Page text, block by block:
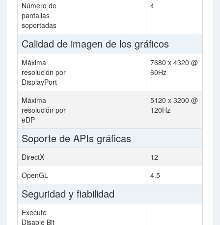
Número de
pantallas
soportadas
4
Calidad de imagen de los gráficos
Máxima
resolución por
DisplayPort
7680 x 4320 @
60Hz
Máxima
resolución por
eDP
5120 x 3200 @
120Hz
Soporte de APIs gráficas
DirectX
12
OpenGL
4.5
Seguridad y fiabilidad
Execute
Disable Bit